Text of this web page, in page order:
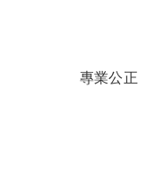
專業公正